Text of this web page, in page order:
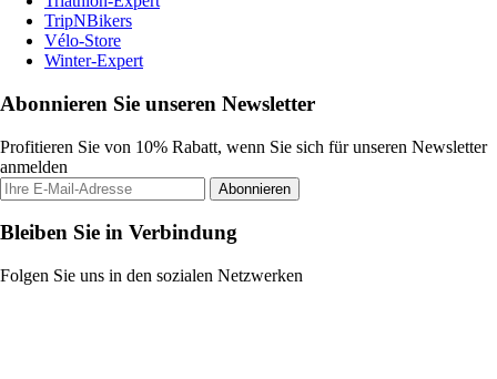
TripNBikers
Vélo-Store
Winter-Expert
Abonnieren Sie unseren Newsletter
Profitieren Sie von 10% Rabatt, wenn Sie sich für unseren Newsletter
anmelden
Abonnieren
Bleiben Sie in Verbindung
Folgen Sie uns in den sozialen Netzwerken